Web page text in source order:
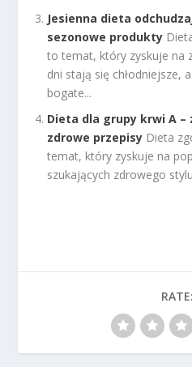
Jesienna dieta
sezonowe produkty
to temat, który zyskuje na
dni stają się chłodniejsze,
bogate...
Dieta dla grupy krwi A –
zdrowe przepisy Dieta
temat, który zyskuje na
szukających zdrowego
RATE: